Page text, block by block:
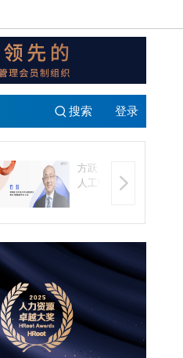
搜索 登录
方跃：未来组织将以
人工智能为基础